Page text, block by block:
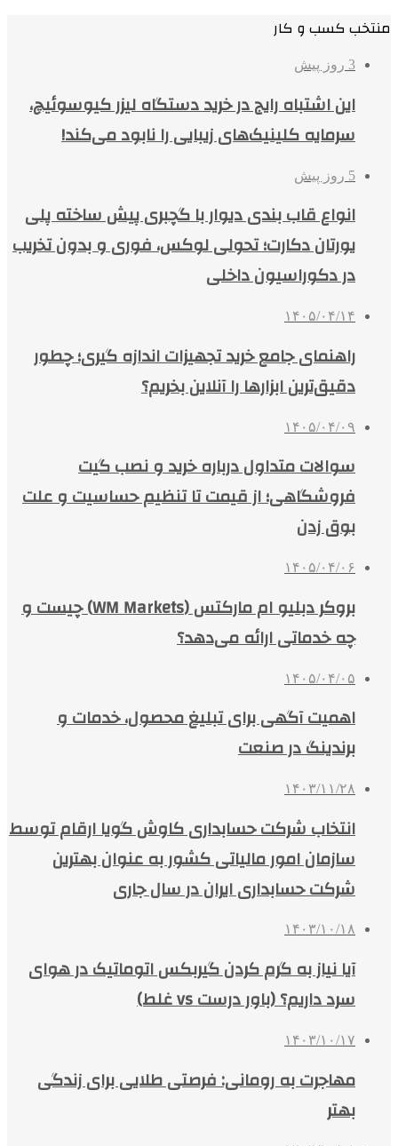
منتخب کسب و کار
3 روز پیش
این اشتباه رایج در خرید دستگاه لیزر کیوسوئیچ،
سرمایه کلینیک‌های زیبایی را نابود می‌کند!
5 روز پیش
انواع قاب بندی دیوار با گچبری پیش ساخته پلی
یورتان دکارت؛ تحولی لوکس، فوری و بدون تخریب
در دکوراسیون داخلی
۱۴۰۵/۰۴/۱۴
راهنمای جامع خرید تجهیزات اندازه گیری؛ چطور
دقیق‌ترین ابزارها را آنلاین بخریم؟
۱۴۰۵/۰۴/۰۹
سوالات متداول درباره خرید و نصب گیت
فروشگاهی؛ از قیمت تا تنظیم حساسیت و علت
بوق زدن
۱۴۰۵/۰۴/۰۶
بروکر دبلیو ام مارکتس (WM Markets) چیست و
چه خدماتی ارائه می‌دهد؟
۱۴۰۵/۰۴/۰۵
اهمیت آگهی برای تبلیغ محصول، خدمات و
برندینگ در صنعت
۱۴۰۳/۱۱/۲۸
انتخاب شرکت حسابداری کاوش گویا ارقام توسط
سازمان امور مالیاتی کشور به عنوان بهترین
شرکت حسابداری ایران در سال جاری
۱۴۰۳/۱۰/۱۸
آیا نیاز به گرم کردن گیربکس اتوماتیک در هوای
سرد داریم؟ (باور درست vs غلط)
۱۴۰۳/۱۰/۱۷
مهاجرت به رومانی: فرصتی طلایی برای زندگی
بهتر